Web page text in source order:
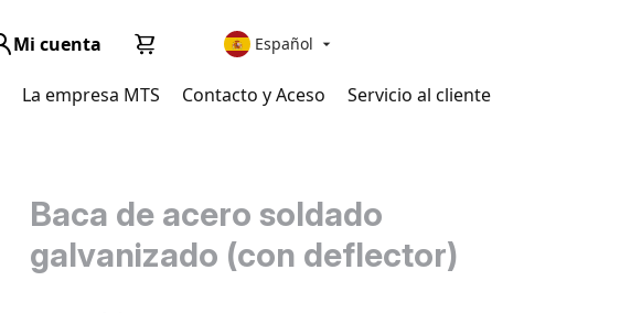
Mi cuenta Español 
La empresa MTS Contacto y Aceso Servicio al cliente
Baca de acero soldado
galvanizado (con deflector)